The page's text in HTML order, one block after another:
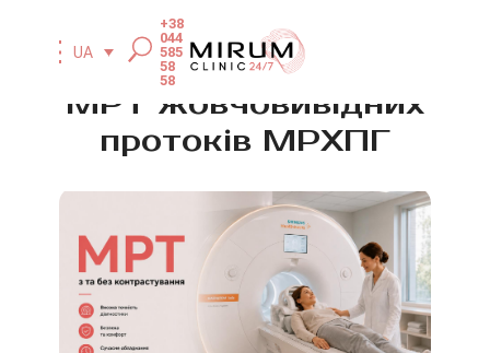
UA
+38
044
585
58
58
МРТ жовчовивідних
протоків МРХПГ